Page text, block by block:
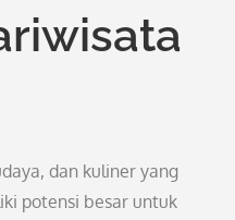
dan kuliner yang
potensi besar untuk